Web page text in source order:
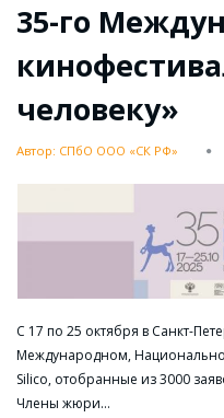
35-го
человеку»
Автор: СПбО ООО «СК РФ»
С 17 по 25 октября в Санкт-
Международном,
Silico, отобранные из 3000
Члены жюри…